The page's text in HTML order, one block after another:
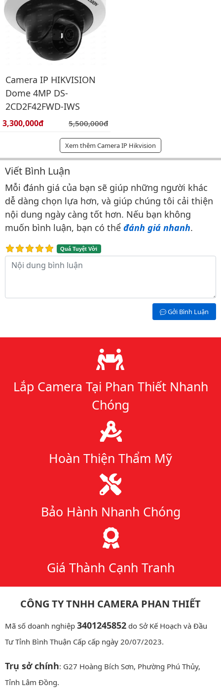
Camera IP HIKVISION
Dome 4MP DS-
2CD2F42FWD-IWS
Giá bán:
3,300,000đ Giá gốc:
5,500,000đ
Xem thêm Camera IP Hikvision
Bình luận & Đánh giá
Viết Bình Luận
Mỗi đánh giá của bạn sẽ giúp những người khác
dễ dàng chọn lựa hơn, và giúp chúng tôi cải thiện
nội dung ngày càng tốt hơn. Nếu bạn không
muốn bình luận, bạn có thể đánh giá nhanh.
Quá Tuyệt Vời
Nội dung bình luận
Gởi Bình Luận
Lý do chọn chúng tôi
Lắp Camera Tại Phan Thiết Nhanh
Chóng
Hoàn Thiện Thẩm Mỹ
Bảo Hành Nhanh Chóng
Giá Thành Cạnh Tranh
CÔNG TY TNHH CAMERA PHAN THIẾT
Mã số doanh nghiệp 3401245852 do Sở Kế Hoạch và Đầu
Tư Tỉnh Bình Thuận Cấp cấp ngày 20/07/2023.
Trụ sở chính: G27 Hoàng Bích Sơn, Phường Phú Thủy,
Tỉnh Lâm Đồng.